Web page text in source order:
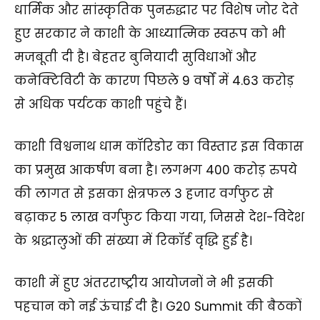
धार्मिक और सांस्कृतिक पुनरुद्धार पर विशेष जोर देते
हुए सरकार ने काशी के आध्यात्मिक स्वरूप को भी
मजबूती दी है। बेहतर बुनियादी सुविधाओं और
कनेक्टिविटी के कारण पिछले 9 वर्षों में 4.63 करोड़
से अधिक पर्यटक काशी पहुंचे हैं।
काशी विश्वनाथ धाम कॉरिडोर का विस्तार इस विकास
का प्रमुख आकर्षण बना है। लगभग 400 करोड़ रुपये
की लागत से इसका क्षेत्रफल 3 हजार वर्गफुट से
बढ़ाकर 5 लाख वर्गफुट किया गया, जिससे देश-विदेश
के श्रद्धालुओं की संख्या में रिकॉर्ड वृद्धि हुई है।
काशी में हुए अंतरराष्ट्रीय आयोजनों ने भी इसकी
पहचान को नई ऊंचाई दी है। G20 Summit की बैठकों